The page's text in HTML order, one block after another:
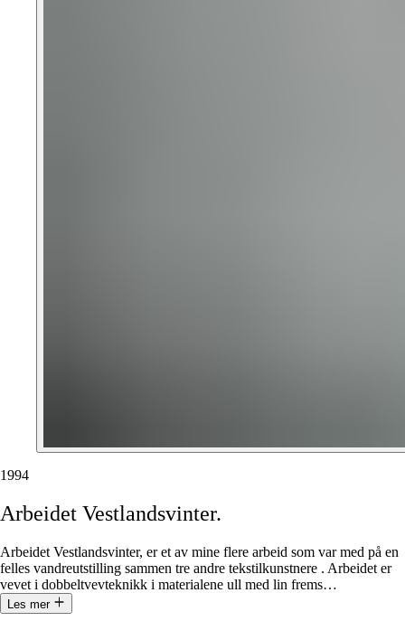
1994
Arbeidet Vestlandsvinter.
Arbeidet Vestlandsvinter, er et av mine flere arbeid som var med på en
felles vandreutstilling sammen tre andre tekstilkunstnere . Arbeidet er
vevet i dobbeltvevteknikk i materialene ull med lin frems…
Les mer